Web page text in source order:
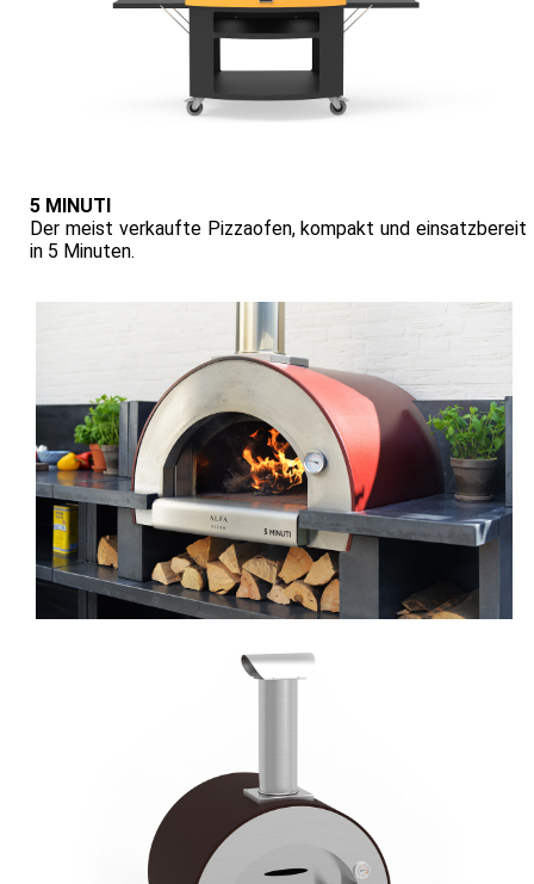
5 MINUTI
Der meist verkaufte Pizzaofen, kompakt und einsatzbereit
in 5 Minuten.